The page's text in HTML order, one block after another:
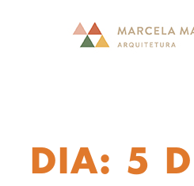
DIA: 5